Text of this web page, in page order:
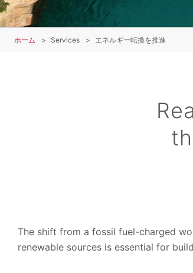
ホーム Services エネルギー転換を推進
The shift from a fossil fuel-charged
renewable sources is essential for